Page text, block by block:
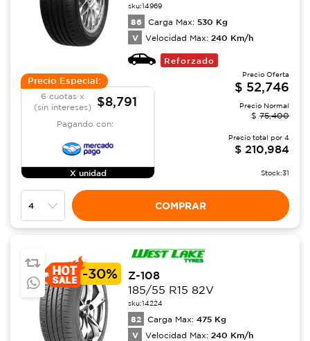
sku:14969
86 Carga Max: 530 Kg
V Velocidad Max: 240 Km/h
Reforzado
Precio Especial:
6 cuotas x
(sin intereses)
$8,791
Pagando con:
X unidad
Precio Oferta
$ 52,746
Precio Normal
$ 75,400
Precio total por 4
$ 210,984
Stock:31
COMPRAR
-30%
Z-108
185/55 R15 82V
sku:14224
82 Carga Max: 475 Kg
V Velocidad Max: 240 Km/h